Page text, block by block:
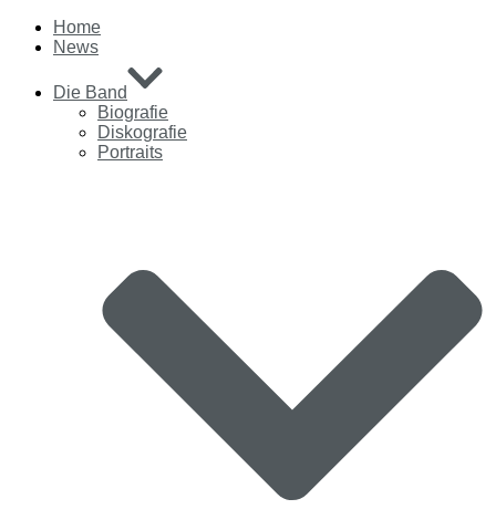
Home
News
Die Band
Biografie
Diskografie
Portraits